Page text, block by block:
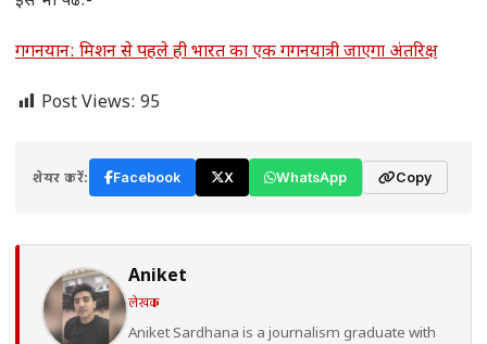
गगनयान: मिशन से पहले ही भारत का एक गगनयात्री जाएगा अंतरिक्ष
Post Views: 95
शेयर करें: Facebook X WhatsApp Copy
Aniket
लेखक
Aniket Sardhana is a journalism graduate with